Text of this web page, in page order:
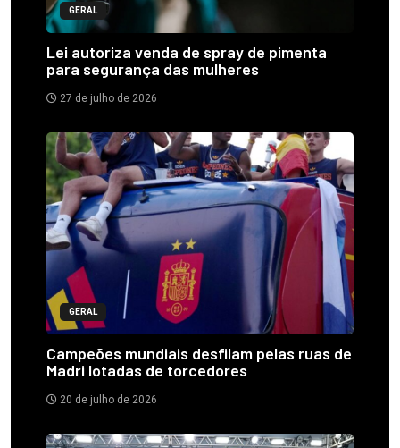
GERAL
Lei autoriza venda de spray de pimenta
para segurança das mulheres
27 de julho de 2026
GERAL
Campeões mundiais desfilam pelas ruas de
Madri lotadas de torcedores
20 de julho de 2026